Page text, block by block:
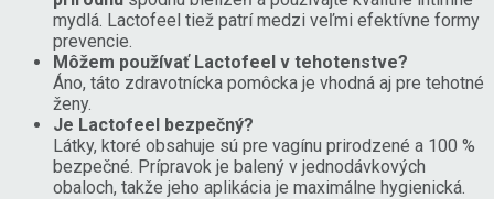
mydlá. Lactofeel tiež patrí medzi veľmi efektívne formy
prevencie.
Môžem používať Lactofeel v tehotenstve?
Áno, táto zdravotnícka pomôcka je vhodná aj pre tehotné
ženy.
Je Lactofeel bezpečný?
Látky, ktoré obsahuje sú pre vagínu prirodzené a 100 %
bezpečné. Prípravok je balený v jednodávkových
obaloch, takže jeho aplikácia je maximálne hygienická.